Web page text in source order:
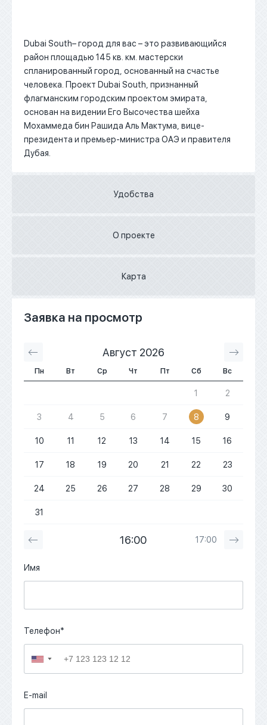
Dubai South– город для вас – это развивающийся
район площадью 145 кв. км. мастерски
спланированный город, основанный на счастье
человека. Проект Dubai South, признанный
флагманским городским проектом эмирата,
основан на видении Его Высочества шейха
Мохаммеда бин Рашида Аль Мактума, вице-
президента и премьер-министра ОАЭ и правителя
Дубая.
Удобства
О проекте
Карта
Заявка на просмотр
Август 2026
Пн Вт Ср Чт Пт Сб Вс
1 2
3 4 5 6 7 8 9
10 11 12 13 14 15 16
17 18 19 20 21 22 23
24 25 26 27 28 29 30
31
16:00 17:00
Имя
Телефон*
▼
E-mail